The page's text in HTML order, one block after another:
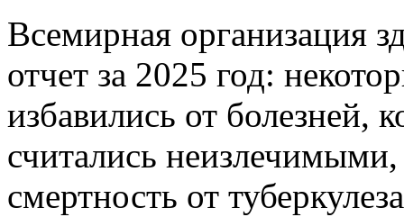
Всемирная организация
отчет за 2025 год:
избавились от болезней,
считались неизлечимыми,
смертность от